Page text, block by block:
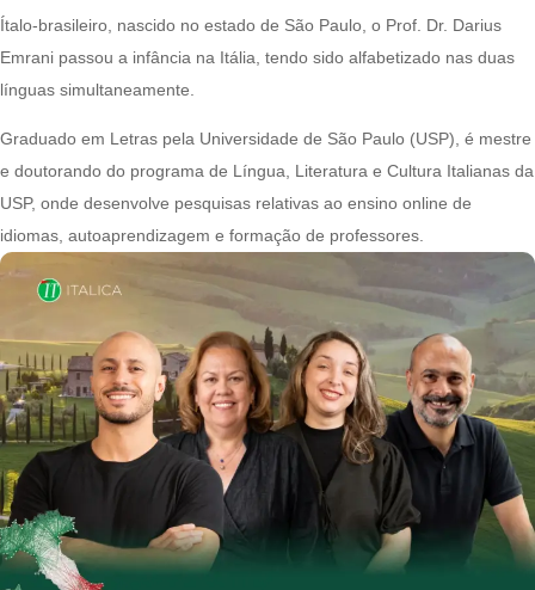
Ítalo-brasileiro, nascido no estado de São Paulo, o Prof. Dr. Darius
Emrani passou a infância na Itália, tendo sido alfabetizado nas duas
línguas simultaneamente.
Graduado em Letras pela Universidade de São Paulo (USP), é mestre
e doutorando do programa de Língua, Literatura e Cultura Italianas da
USP, onde desenvolve pesquisas relativas ao ensino online de
idiomas, autoaprendizagem e formação de professores.